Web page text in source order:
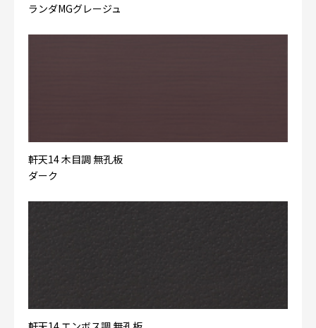
ランダMGグレージュ
軒天14 木目調 無孔板
ダーク